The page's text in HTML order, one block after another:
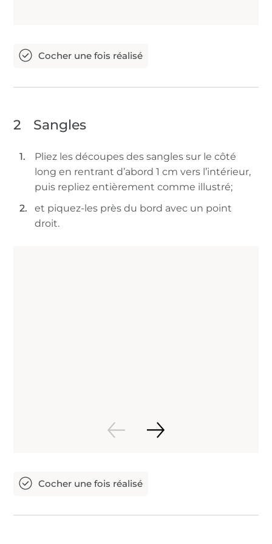
2 Sangles
Pliez les découpes des sangles sur le côté
long en rentrant d’abord 1 cm vers l’intérieur,
puis repliez entièrement comme illustré;
et piquez-les près du bord avec un point
droit.